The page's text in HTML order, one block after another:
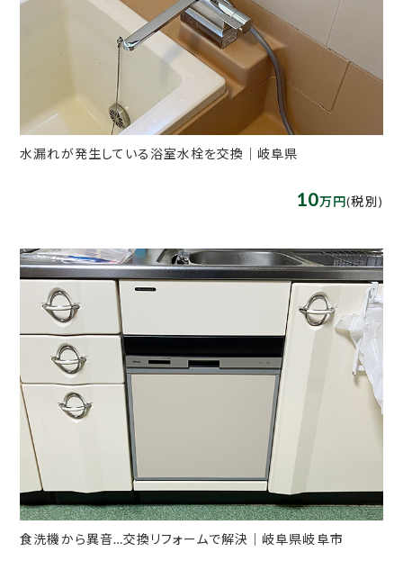
水漏れが発生している浴室水栓を交換｜岐阜県
10万円(税別)
食洗機から異音…交換リフォームで解決｜岐阜県岐阜市